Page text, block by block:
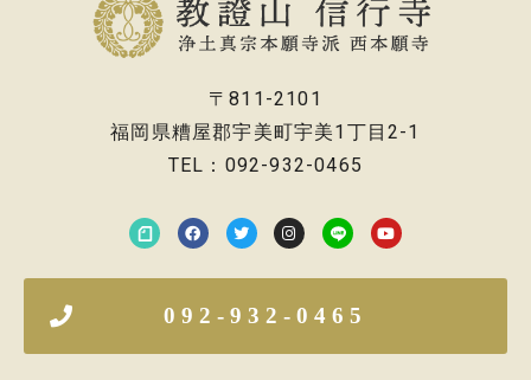
〒811-2101
福岡県糟屋郡宇美町宇美1丁目2-1
TEL：092-932-0465
092-932-0465